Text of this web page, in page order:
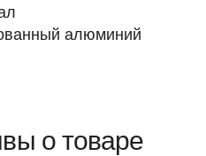
алюминий
о товаре